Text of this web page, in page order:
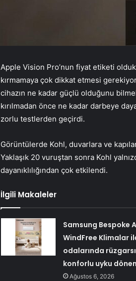
Apple Vision Pro’nun fiyat etiketi
kırmamaya çok dikkat etmesi
cihazın ne kadar güçlü olduğunu
kırılmadan önce ne kadar darbeye
zorlu testlerden geçirdi.
Görüntülerde Kohl, duvarlara ve
Yaklaşık 20 vuruştan sonra Kohl
dayanıklılığından çok etkilendi.
İlgili Makaleler
Samsung Bespoke
WindFree Klimalar
odalarında
konforlu uyku
Ağustos 6, 2026